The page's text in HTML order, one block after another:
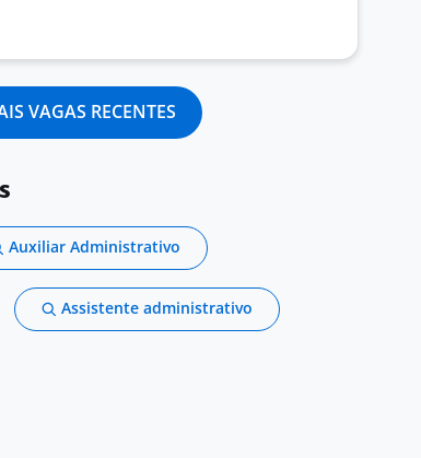
VAGAS RECENTES
Auxiliar Administrativo
Assistente administrativo